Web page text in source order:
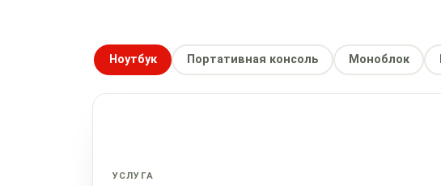
Ноутбук Портативная консоль Моноблок
УСЛУГА